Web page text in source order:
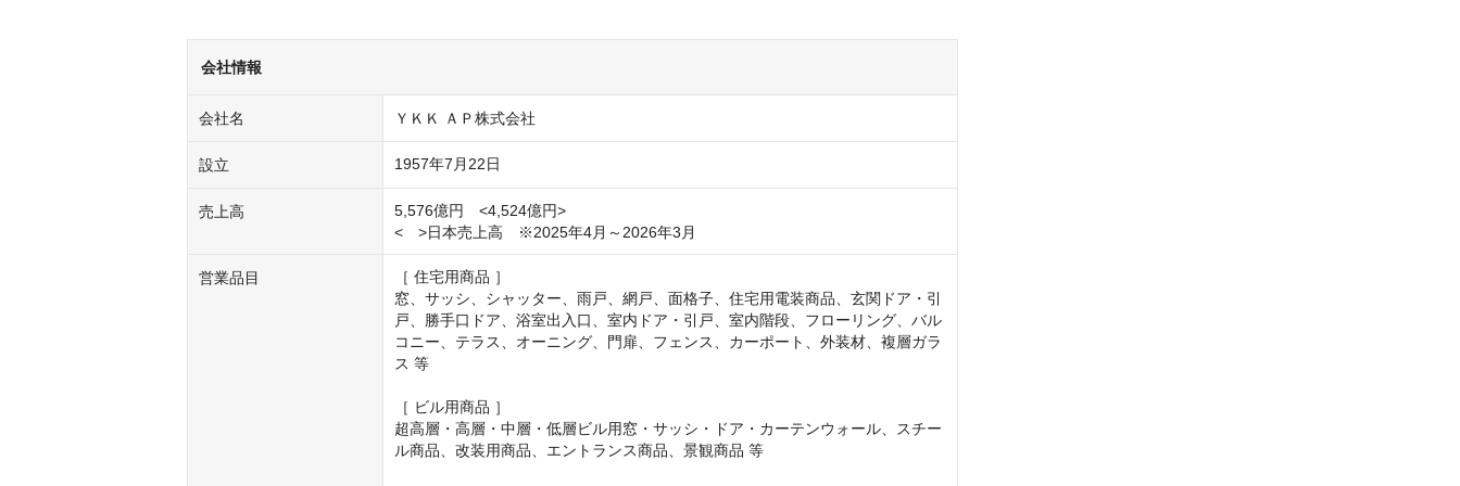
会社情報
会社名 ＹＫＫ ＡＰ株式会社
設立 1957年7月22日
売上高
5,576億円　<4,524億円>
<　>日本売上高　※2025年4月～2026年3月
営業品目
［ 住宅用商品 ］
窓、サッシ、シャッター、雨戸、網戸、面格子、住宅用電装商品、玄関ドア・引
戸、勝手口ドア、浴室出入口、室内ドア・引戸、室内階段、フローリング、バル
コニー、テラス、オーニング、門扉、フェンス、カーポート、外装材、複層ガラ
ス 等
［ ビル用商品 ］
超高層・高層・中層・低層ビル用窓・サッシ・ドア・カーテンウォール、スチー
ル商品、改装用商品、エントランス商品、景観商品 等